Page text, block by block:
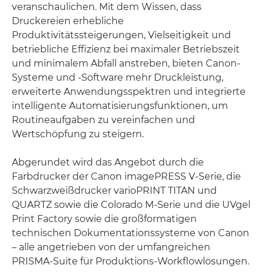
veranschaulichen. Mit dem Wissen, dass
Druckereien erhebliche
Produktivitätssteigerungen, Vielseitigkeit und
betriebliche Effizienz bei maximaler Betriebszeit
und minimalem Abfall anstreben, bieten Canon-
Systeme und -Software mehr Druckleistung,
erweiterte Anwendungsspektren und integrierte
intelligente Automatisierungsfunktionen, um
Routineaufgaben zu vereinfachen und
Wertschöpfung zu steigern.
Abgerundet wird das Angebot durch die
Farbdrucker der Canon imagePRESS V-Serie, die
Schwarzweißdrucker varioPRINT TITAN und
QUARTZ sowie die Colorado M-Serie und die UVgel
Print Factory sowie die großformatigen
technischen Dokumentationssysteme von Canon
– alle angetrieben von der umfangreichen
PRISMA-Suite für Produktions-Workflowlösungen.